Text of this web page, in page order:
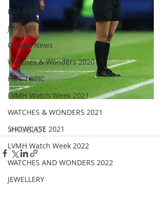
PRE-BASEL 2020
JEWELRY
Gadget News
Watches & Wonders 2020
HOT TOPIC
LVMH Watch Week 2021
WATCHES & WONDERS 2021
SHOWCASE 2021
LVMH Watch Week 2022
WATCHES AND WONDERS 2022
JEWELLERY
#HUBLOT